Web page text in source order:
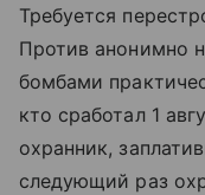
Требуется
Против анонимно
бомбами
кто сработал 1
охранник,
следующий раз